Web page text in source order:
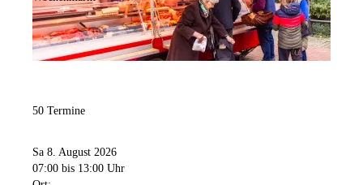
50 Termine
Sa 8. August 2026
07:00 bis 13:00 Uhr